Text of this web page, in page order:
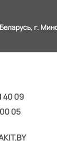
г.
40 09
05